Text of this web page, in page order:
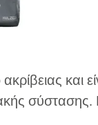
και
σύστασης.